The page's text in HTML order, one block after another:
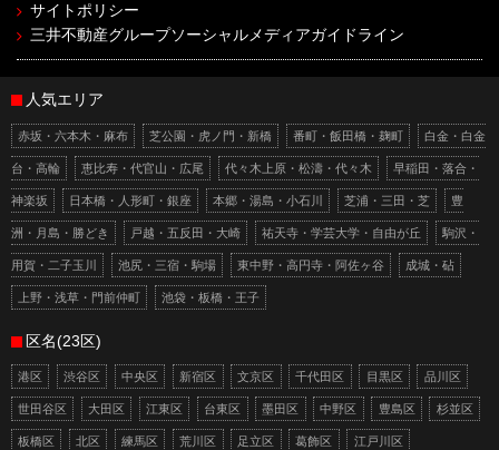
サイトポリシー
三井不動産グループソーシャルメディアガイドライン
人気エリア
赤坂・六本木・麻布 芝公園・虎ノ門・新橋 番町・飯田橋・麹町 白金・白金
台・高輪 恵比寿・代官山・広尾 代々木上原・松濤・代々木 早稲田・落合・
神楽坂 日本橋・人形町・銀座 本郷・湯島・小石川 芝浦・三田・芝 豊
洲・月島・勝どき 戸越・五反田・大崎 祐天寺・学芸大学・自由が丘 駒沢・
用賀・二子玉川 池尻・三宿・駒場 東中野・高円寺・阿佐ヶ谷 成城・砧
上野・浅草・門前仲町 池袋・板橋・王子
区名(23区)
港区 渋谷区 中央区 新宿区 文京区 千代田区 目黒区 品川区
世田谷区 大田区 江東区 台東区 墨田区 中野区 豊島区 杉並区
板橋区 北区 練馬区 荒川区 足立区 葛飾区 江戸川区